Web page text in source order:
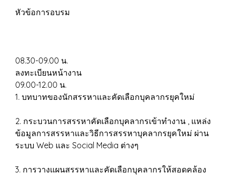
หัวข้อการอบรม
08.30-09.00 น.
ลงทะเบียนหน้างาน
09.00-12.00 น.
1. บทบาทของนักสรรหาและคัดเลือกบุคลากรยุคใหม่
2. กระบวนการสรรหาคัดเลือกบุคลากรเข้าทำงาน , แหล่ง
ข้อมูลการสรรหาและวิธีการสรรหาบุคลากรยุคใหม่ ผ่าน
ระบบ Web และ Social Media ต่างๆ
3. การวางแผนสรรหาและคัดเลือกบุคลากรให้สอดคล้อง